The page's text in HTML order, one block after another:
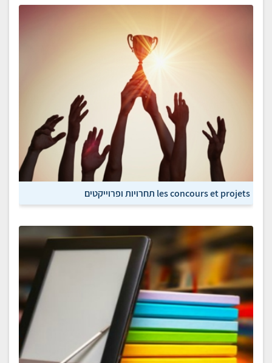
les concours et projets תחרויות ופרוייקטים